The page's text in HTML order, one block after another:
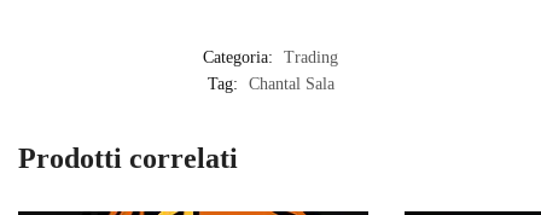
Categoria:
Trading
Tag:
Chantal Sala
Prodotti correlati